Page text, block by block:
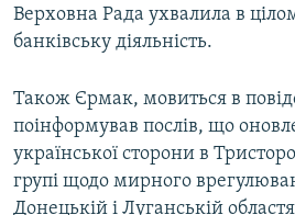
Верховна Рада ухвалила в
банківську діяльність.
Також Єрмак, мовиться в
поінформував послів, що
української сторони в
групі щодо мирного
Донецькій і Луганській